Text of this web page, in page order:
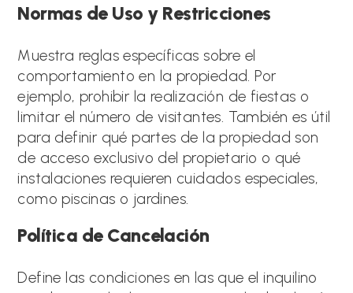
Normas de Uso y Restricciones
Muestra reglas específicas sobre el
comportamiento en la propiedad. Por
ejemplo, prohibir la realización de fiestas o
limitar el número de visitantes. También es útil
para definir qué partes de la propiedad son
de acceso exclusivo del propietario o qué
instalaciones requieren cuidados especiales,
como piscinas o jardines.
Política de Cancelación
Define las condiciones en las que el inquilino